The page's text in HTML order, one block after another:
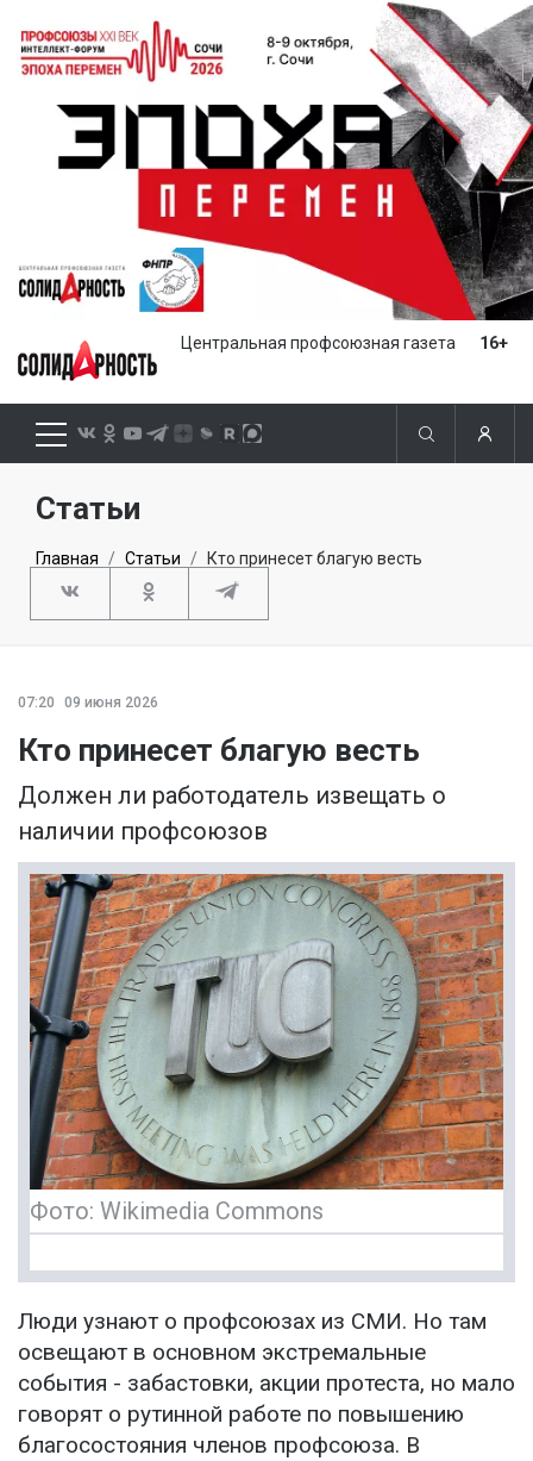
Центральная профсоюзная газета 16+
Статьи
Главная Статьи Кто принесет благую весть
07:20 09 июня 2026
Кто принесет благую весть
Должен ли работодатель извещать о
наличии профсоюзов
Фото: Wikimedia Commons
Люди узнают о профсоюзах из СМИ. Но там
освещают в основном экстремальные
события - забастовки, акции протеста, но мало
говорят о рутинной работе по повышению
благосостояния членов профсоюза. В